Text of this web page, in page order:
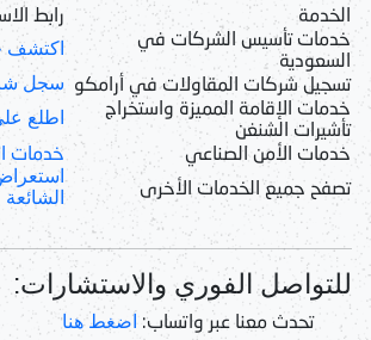
الخدمة
رابط
خدمات تأسيس الشركات في
السعودية
اكتشف
تسجيل شركات المقاولات في أرامكو سجل
خدمات الإقامة المميزة واستخراج
تأشيرات الشنغن
اطلع
خدمات الأمن الصناعي
خدمات
تصفح جميع الخدمات الأخرى
الشائعة
للتواصل الفوري والاستشارات:
تحدث معنا عبر واتساب: اضغط هنا